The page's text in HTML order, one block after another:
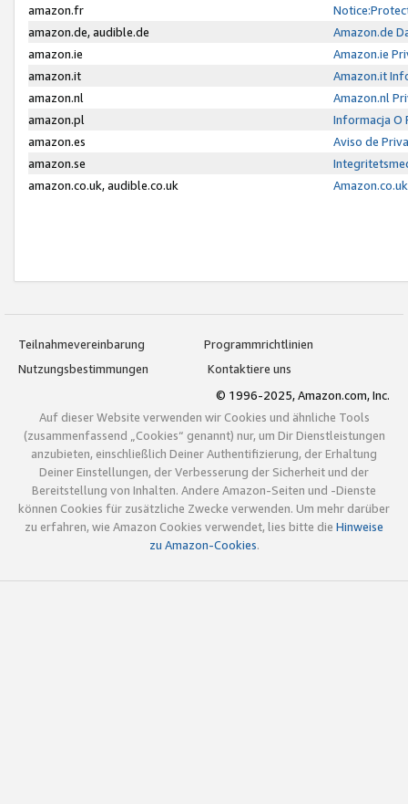
amazon.fr
amazon.de, audible.de
Amazon.de
amazon.ie
Amazon.ie
amazon.it
Amazon.it
amazon.nl
Amazon.nl
amazon.pl
Informacja O
amazon.es
Aviso de
amazon.se
amazon.co.uk, audible.co.uk
Teilnahmevereinbarung
Programmrichtlinien
Nutzungsbestimmungen
Kontaktiere uns
© 1996-2025, Amazon.com, Inc.
Auf dieser Website verwenden wir Cookies und ähnliche Tools
(zusammenfassend „Cookies“ genannt) nur, um Dir Dienstleistungen
anzubieten, einschließlich Deiner Authentifizierung, der Erhaltung
Deiner Einstellungen, der Verbesserung der Sicherheit und der
Bereitstellung von Inhalten. Andere Amazon-Seiten und -Dienste
können Cookies für zusätzliche Zwecke verwenden. Um mehr darüber
zu erfahren, wie Amazon Cookies verwendet, lies bitte die Hinweise
zu Amazon-Cookies.